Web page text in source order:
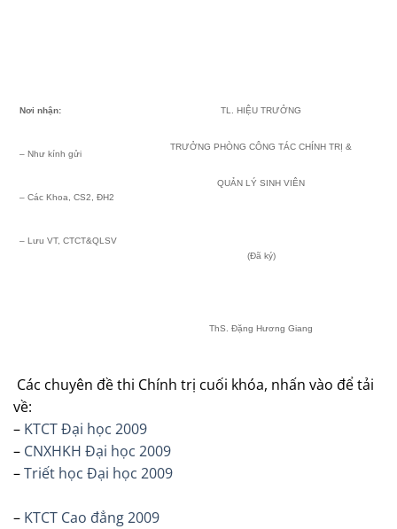
Nơi nhận:
– Như kính gửi
– Các Khoa, CS2, ĐH2
– Lưu VT, CTCT&QLSV
TL. HIỆU TRƯỞNG
TRƯỞNG PHÒNG CÔNG TÁC CHÍNH TRỊ &
QUẢN LÝ SINH VIÊN
(Đã ký)
ThS. Đặng Hương Giang
Các chuyên đề thi Chính trị cuối khóa, nhấn vào để tải
về:
– KTCT Đại học 2009
– CNXHKH Đại học 2009
–Triết học Đại học 2009
– KTCT Cao đẳng 2009